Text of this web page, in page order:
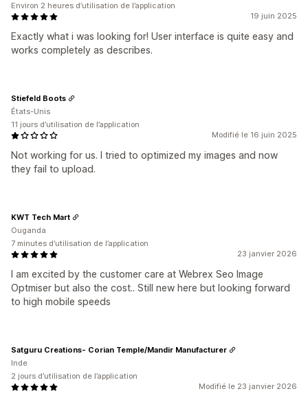
19 juin 2025
Exactly what i was looking for! User interface is quite easy and
works completely as describes.
Environ 2 heures d’utilisation de l’application
Modifié le 16 juin 2025
Not working for us. I tried to optimized my images and now
they fail to upload.
Stiefeld Boots
États-Unis
11 jours d’utilisation de l’application
23 janvier 2026
I am excited by the customer care at Webrex Seo Image
Optmiser but also the cost.. Still new here but looking forward
to high mobile speeds
KWT Tech Mart
Ouganda
7 minutes d’utilisation de l’application
Modifié le 23 janvier 2026
Satguru Creations- Corian Temple/Mandir Manufacturer
Inde
2 jours d’utilisation de l’application